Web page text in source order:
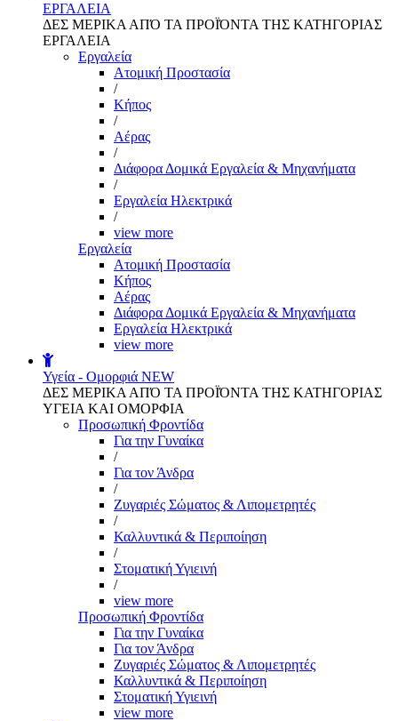
ΕΡΓΑΛΕΙΑ
ΔΕΣ ΜΕΡΙΚΑ ΑΠΌ ΤΑ ΠΡΟΪΌΝΤΑ ΤΗΣ ΚΑΤΗΓΟΡΙΑΣ
ΕΡΓΑΛΕΙΑ
Εργαλεία
Aτομική Προστασία
/
Kήπος
/
Αέρας
/
Διάφορα Δομικά Εργαλεία & Μηχανήματα
/
Εργαλεία Ηλεκτρικά
/
view more
Εργαλεία
Aτομική Προστασία
Kήπος
Αέρας
Διάφορα Δομικά Εργαλεία & Μηχανήματα
Εργαλεία Ηλεκτρικά
view more
Υγεία - Ομορφιά NEW
ΔΕΣ ΜΕΡΙΚΑ ΑΠΌ ΤΑ ΠΡΟΪΌΝΤΑ ΤΗΣ ΚΑΤΗΓΟΡΙΑΣ
ΥΓΕΙΑ ΚΑΙ ΟΜΟΡΦΙΑ
Προσωπική Φροντίδα
Για την Γυναίκα
/
Για τον Άνδρα
/
Ζυγαριές Σώματος & Λιπομετρητές
/
Καλλυντικά & Περιποίηση
/
Στοματική Υγιεινή
/
view more
Προσωπική Φροντίδα
Για την Γυναίκα
Για τον Άνδρα
Ζυγαριές Σώματος & Λιπομετρητές
Καλλυντικά & Περιποίηση
Στοματική Υγιεινή
view more